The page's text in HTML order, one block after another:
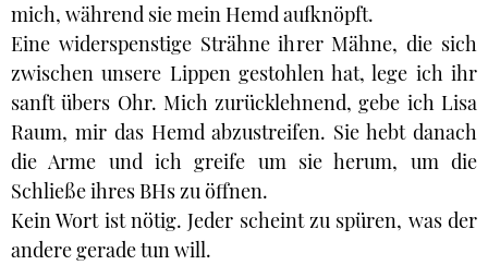
mich, während sie mein Hemd aufknöpft.
Eine widerspenstige Strähne ihrer Mähne, die sich
zwischen unsere Lippen gestohlen hat, lege ich ihr
sanft übers Ohr. Mich zurücklehnend, gebe ich Lisa
Raum, mir das Hemd abzustreifen. Sie hebt danach
die Arme und ich greife um sie herum, um die
Schließe ihres BHs zu öffnen.
Kein Wort ist nötig. Jeder scheint zu spüren, was der
andere gerade tun will.